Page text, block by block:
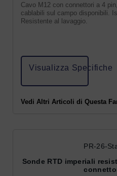
Cavo M12 con connettori a 4
cablabili sul campo disponibili.
Resistente al lavaggio.
Visualizza Specifiche
Vedi Altri Articoli di Questa
PR-26-
Sonde RTD imperiali